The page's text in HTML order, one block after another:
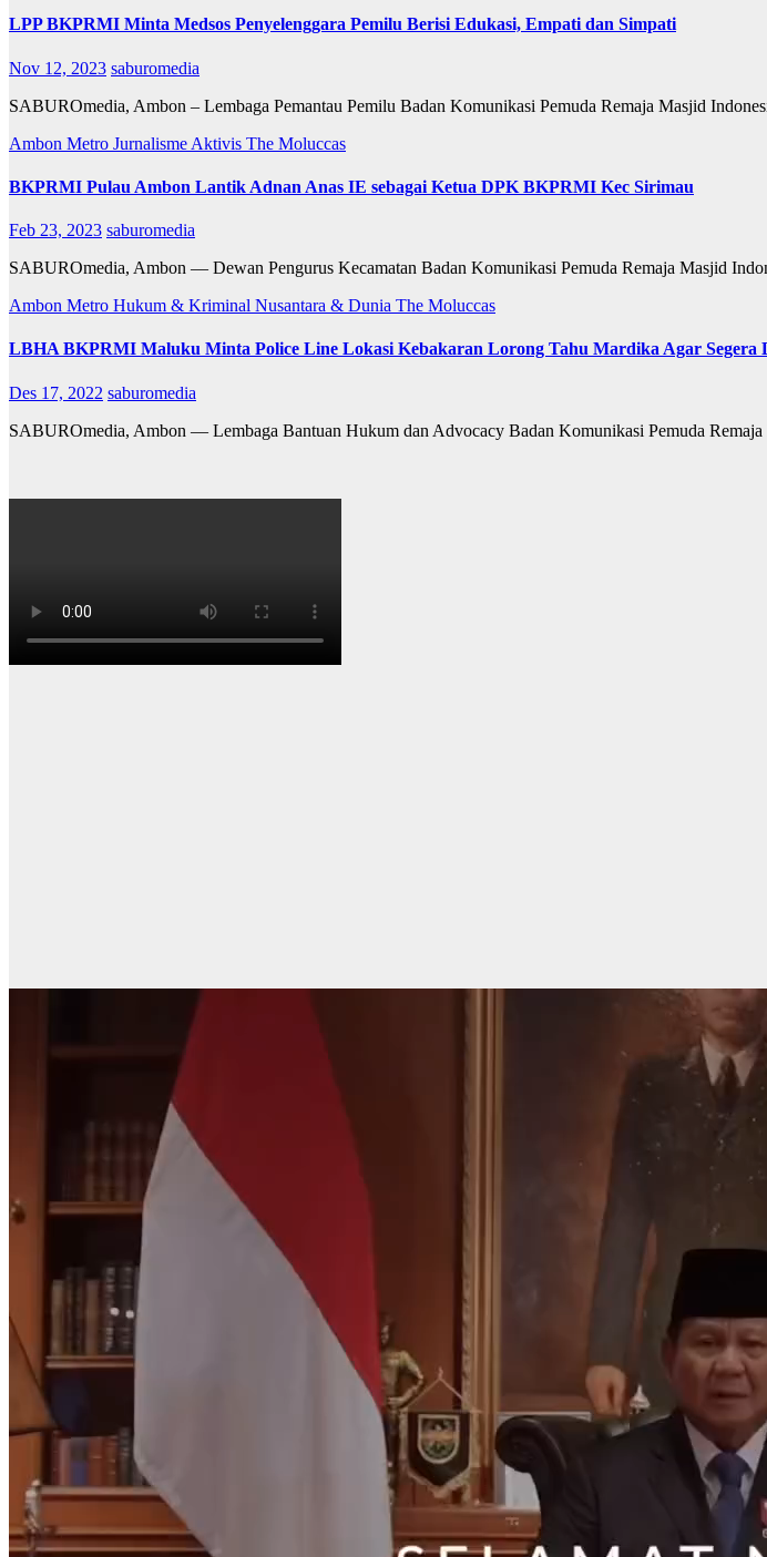
LPP BKPRMI Minta Medsos Penyelenggara Pemilu Berisi Edukasi, Empati dan Simpati
Nov 12, 2023 saburomedia
SABUROmedia, Ambon – Lembaga Pemantau Pemilu Badan Komunikasi Pemuda Remaja Masjid
Ambon Metro Jurnalisme Aktivis The Moluccas
BKPRMI Pulau Ambon Lantik Adnan Anas IE sebagai Ketua DPK BKPRMI Kec Sirimau
Feb 23, 2023 saburomedia
SABUROmedia, Ambon — Dewan Pengurus Kecamatan Badan Komunikasi Pemuda Remaja Masjid
Ambon Metro Hukum & Kriminal Nusantara & Dunia The Moluccas
LBHA BKPRMI Maluku Minta Police Line Lokasi Kebakaran Lorong Tahu Mardika Agar Segera
Des 17, 2022 saburomedia
SABUROmedia, Ambon — Lembaga Bantuan Hukum dan Advocacy Badan Komunikasi Pemuda